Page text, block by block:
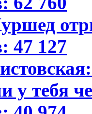
47 127
у тебя